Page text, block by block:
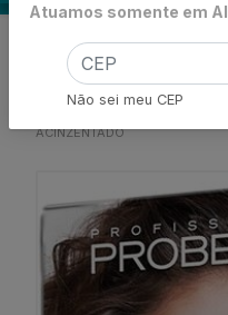
INÍCIO
COLORAÇÕES, TINTURAS E
COLORAÇÃO PERMANENTE KIT
ACINZENTADO
Atuamos somente em
Não sei meu CEP